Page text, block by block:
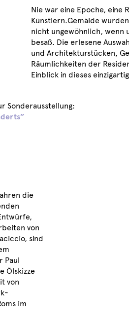
Nie war eine Epoche, eine
Künstlern.Gemälde
nicht ungewöhnlich, wenn
besaß. Die erlesene
und Architekturstücken,
Räumlichkeiten der
Einblick in dieses
Sonderausstellung:
die
von
sind
Paul
Ölskizze
von
im